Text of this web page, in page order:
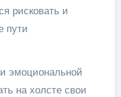
рисковать и
пути
эмоциональной
на холсте свои